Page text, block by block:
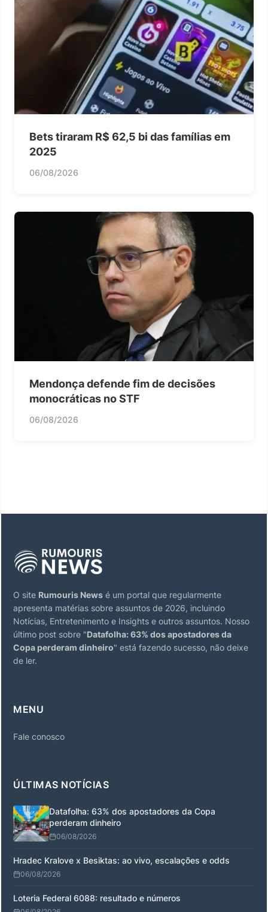
Bets tiraram R$ 62,5 bi das famílias em
2025
06/08/2026
Mendonça defende fim de decisões
monocráticas no STF
06/08/2026
O site Rumouris News é um portal que regularmente
apresenta matérias sobre assuntos de 2026, incluindo
Notícias, Entretenimento e Insights e outros assuntos. Nosso
último post sobre "Datafolha: 63% dos apostadores da
Copa perderam dinheiro" está fazendo sucesso, não deixe
de ler.
MENU
Fale conosco
ÚLTIMAS NOTÍCIAS
Datafolha: 63% dos apostadores da Copa
perderam dinheiro
06/08/2026
Hradec Kralove x Besiktas: ao vivo, escalações e odds
06/08/2026
Loteria Federal 6088: resultado e números